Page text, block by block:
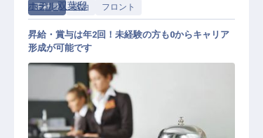
正社員 宿泊 フロント
ホテル双葉邸
昇給・賞与は年2回！未経験の方も0からキャリア
形成が可能です